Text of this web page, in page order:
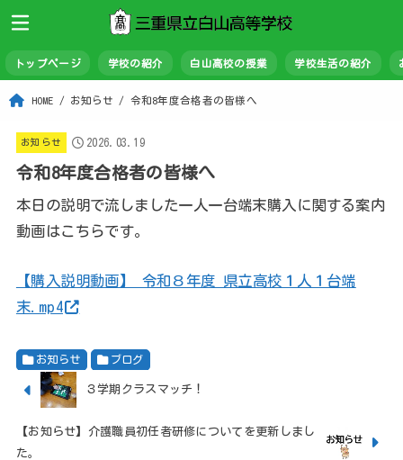
トップページ 学校の紹介 白山高校の授業 学校生活の紹介
HOME お知らせ 令和8年度合格者の皆様へ
お知らせ 2026.03.19
令和8年度合格者の皆様へ
本日の説明で流しました一人一台端末購入に関する案内
動画はこちらです。
【購入説明動画】 令和８年度 県立高校１人１台端
末.mp4
お知らせ ブログ
３学期クラスマッチ！
【お知らせ】介護職員初任者研修についてを更新しまし
た。